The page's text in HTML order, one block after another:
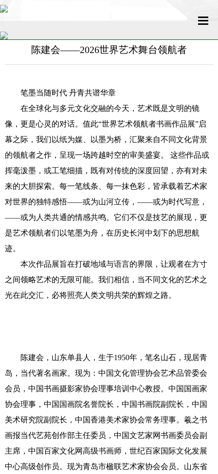
网站首页
名家百科
传媒发展
艺术新闻
收藏评鉴
联系我们
陈建会——2026世界艺术舞台领航者
笔墨当随时代 丹青共谱华章
在全球化与多元文化交融的今天，艺术既是文明的镜
像，更是心灵的对话。值此“世界艺术领航者书画作品展”启
幕之际，我们以纸为媒、以墨为桥，汇聚来自不同文化背景
的领航者之作，呈现一场跨越时空的审美盛宴。 这些作品或
挥毫泼墨，或工笔细描，既有对传统的深度回望，亦有对未
来的大胆探索。每一笔线条、每一抹色彩，皆承载着艺术家
对世界的独特感悟——或为山河立传，——或为时代写意，
——或为人类共通的情感共鸣。它们不仅是技艺的展现，更
是艺术领航者们以笔墨为舟，在历史长河中划下的思想航
迹。
本次作品展旨在打破地域与语言的界限，让观者在方寸
之间领略艺术的无限可能。我们相信，当不同文化的艺术之
光在此交汇，必将照亮人类文明共荣的辉煌之路。
陈建会，山东单县人，生于1950年，笔名山石，现居青
岛，当代著名画家。现为：中国文化管理协会艺术品管委会
会员，中国书画摄影家协会理事培训中心教授。中国国画家
协会理事，中国国画院名誉院长，中国书画院副院长，中国
美术研究院副院长，中国香港美术家协会常务理事。羲之书
画报当代艺苑创作部主任委员，中国文艺家网书画委员会副
主席，中国百家文化网高级书画师，世纪百家国际文化发展
中心高级创作员。现为青岛市楹联艺术家协会会员。山东省